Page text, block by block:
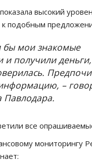
высокий
к подобным
бы мои знакомые
и получили
–
Павлодара.
все
мониторингу